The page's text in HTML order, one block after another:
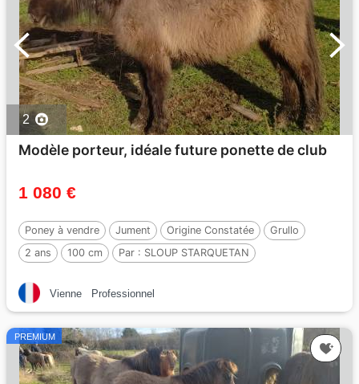
2
Modèle porteur, idéale future ponette de club
1 080 €
Poney à vendre Jument Origine Constatée
Grullo
2 ans
100 cm Par : SLOUP STARQUETAN
Vienne Professionnel
PREMIUM